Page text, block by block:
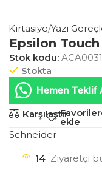
Kırtasiye Yazı
Epsilon
Stok kodu:
Stokta
Hemen Teklif
Karşılaştır
ekle
Schneider
14 Ziyaretçi